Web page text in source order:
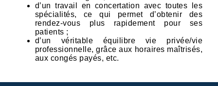
d’un travail en concertation avec toutes les
spécialités, ce qui permet d’obtenir des
rendez-vous plus rapidement pour ses
patients ;
d’un véritable équilibre vie privée/vie
professionnelle, grâce aux horaires maîtrisés,
aux congés payés, etc.